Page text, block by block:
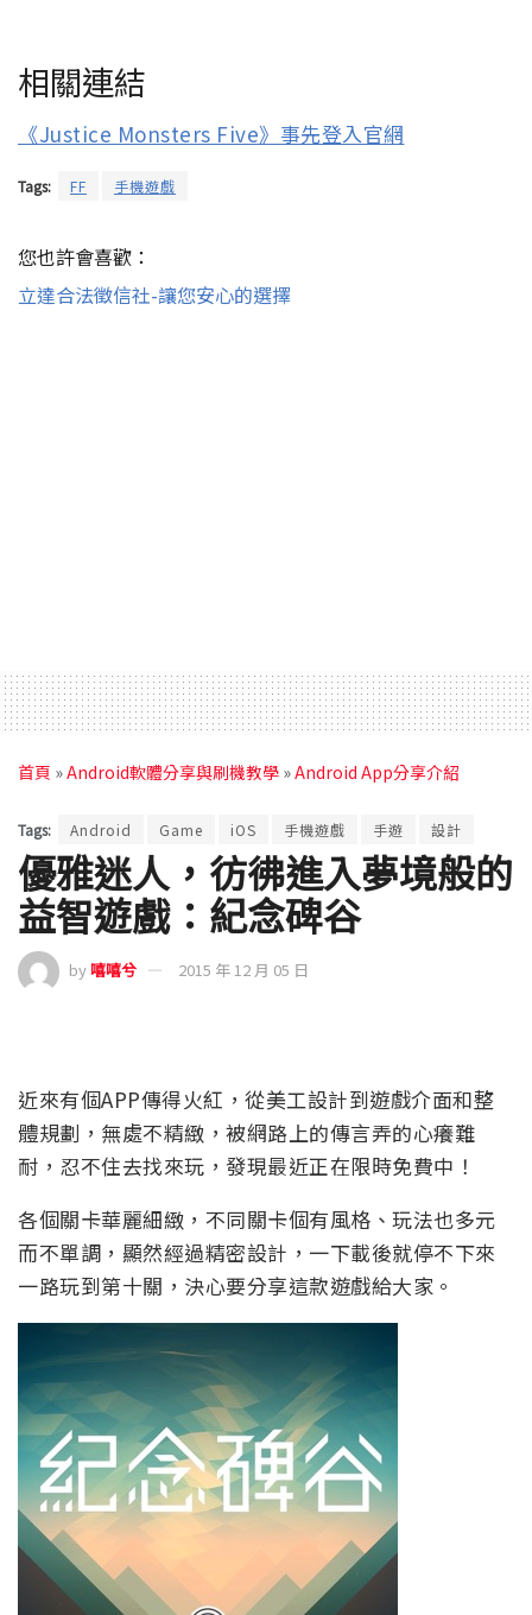
相關連結
《Justice Monsters Five》事先登入官網
Tags: FF 手機遊戲
您也許會喜歡：
立達合法徵信社-讓您安心的選擇
首頁 »Android軟體分享與刷機教學 »Android App分享介紹
Tags: Android Game iOS 手機遊戲 手遊 設計
優雅迷人，彷彿進入夢境般的
益智遊戲：紀念碑谷
by嘻嘻兮 2015 年 12 月 05 日
近來有個APP傳得火紅，從美工設計到遊戲介面和整
體規劃，無處不精緻，被網路上的傳言弄的心癢難
耐，忍不住去找來玩，發現最近正在限時免費中！
各個關卡華麗細緻，不同關卡個有風格、玩法也多元
而不單調，顯然經過精密設計，一下載後就停不下來
一路玩到第十關，決心要分享這款遊戲給大家。